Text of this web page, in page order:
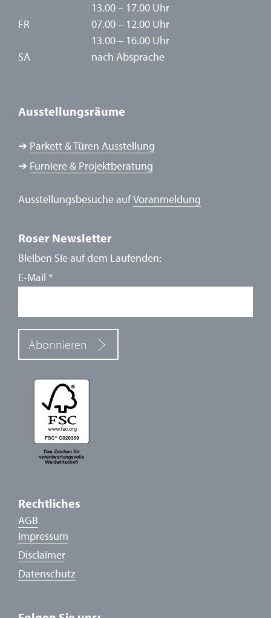
13.00 – 17.00 Uhr
FR
07.00 – 12.00 Uhr
13.00 – 16.00 Uhr
SA
nach Absprache
Ausstellungsräume
➔ Parkett & Türen Ausstellung
➔ Furniere & Projektberatung
Ausstellungsbesuche aufVoranmeldung
Roser Newsletter
Bleiben Sie auf dem Laufenden:
E-Mail *
Abonnieren
Rechtliches
AGB
Impressum
Disclaimer
Datenschutz